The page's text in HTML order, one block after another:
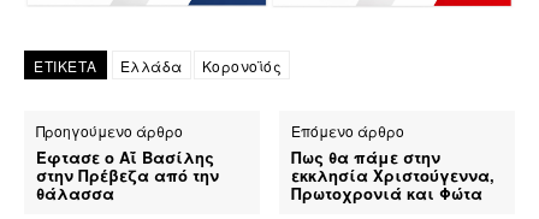
ΕΤΙΚΕΤΑ Ελλάδα Κορονοϊός
Προηγούμενο άρθρο
Έφτασε ο Αΐ Βασίλης
στην Πρέβεζα από την
θάλασσα
Επόμενο άρθρο
Πως θα πάμε στην
εκκλησία Χριστούγεννα,
Πρωτοχρονιά και Φώτα